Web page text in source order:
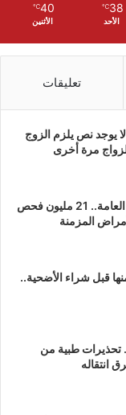
38
℃
الأحد
40
℃
الأثنين
تعليقات
يوجد نص يلزم الزوج
مرة أخرى
مصر تُواصل تعزيز الصحة العامة.. 21 مليون فحص
المزمنة
قبل شراء الأضحية..
تحذيرات طبية من
انتقاله